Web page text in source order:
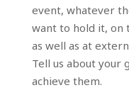
event, whatever
want to hold it, on
as well as at
Tell us about your
achieve them.